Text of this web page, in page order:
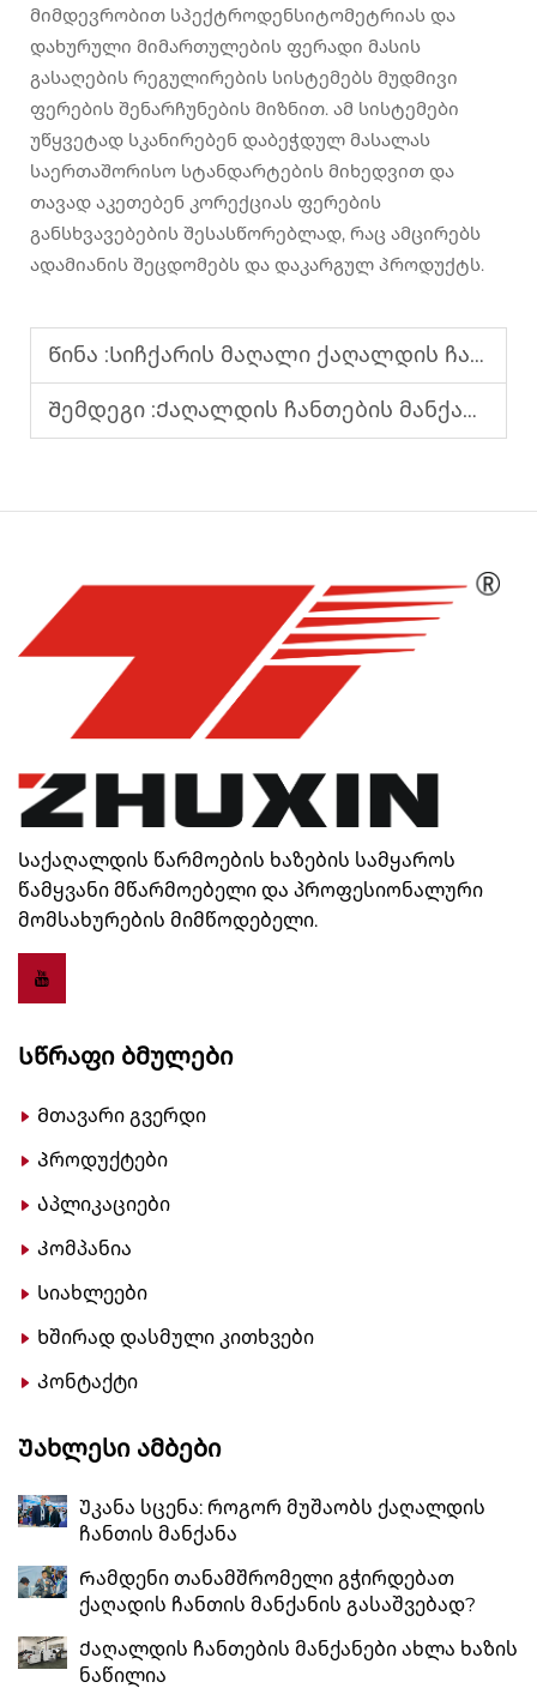
მიმდევრობით სპექტროდენსიტომეტრიას და
დახურული მიმართულების ფერადი მასის
გასაღების რეგულირების სისტემებს მუდმივი
ფერების შენარჩუნების მიზნით. ამ სისტემები
უწყვეტად სკანირებენ დაბეჭდულ მასალას
საერთაშორისო სტანდარტების მიხედვით და
თავად აკეთებენ კორექციას ფერების
განსხვავებების შესასწორებლად, რაც ამცირებს
ადამიანის შეცდომებს და დაკარგულ პროდუქტს.
Წინა :Სიჩქარის მაღალი ქაღალდის ჩანთების მანქანა საკვების, სავაჭრო და საყიდლო ჩანთებისთვის
Შემდეგი :Ქაღალდის ჩანთების მანქანა, რომელიც ერთდროულად უზრუნველყოფს ეფექტურობასა და ხარისხს
Საქაღალდის წარმოების ხაზების სამყაროს
წამყვანი მწარმოებელი და პროფესიონალური
მომსახურების მიმწოდებელი.
Სწრაფი Ბმულები
Მთავარი გვერდი
Პროდუქტები
Აპლიკაციები
Კომპანია
Სიახლეები
Ხშირად დასმული კითხვები
Კონტაქტი
Უახლესი Ამბები
Უკანა სცენა: როგორ მუშაობს ქაღალდის
ჩანთის მანქანა
Რამდენი თანამშრომელი გჭირდებათ
ქაღადის ჩანთის მანქანის გასაშვებად?
Ქაღალდის ჩანთების მანქანები ახლა ხაზის
ნაწილია